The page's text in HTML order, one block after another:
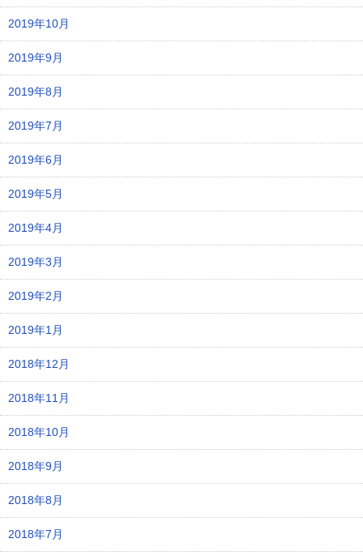
2019年10月
2019年9月
2019年8月
2019年7月
2019年6月
2019年5月
2019年4月
2019年3月
2019年2月
2019年1月
2018年12月
2018年11月
2018年10月
2018年9月
2018年8月
2018年7月